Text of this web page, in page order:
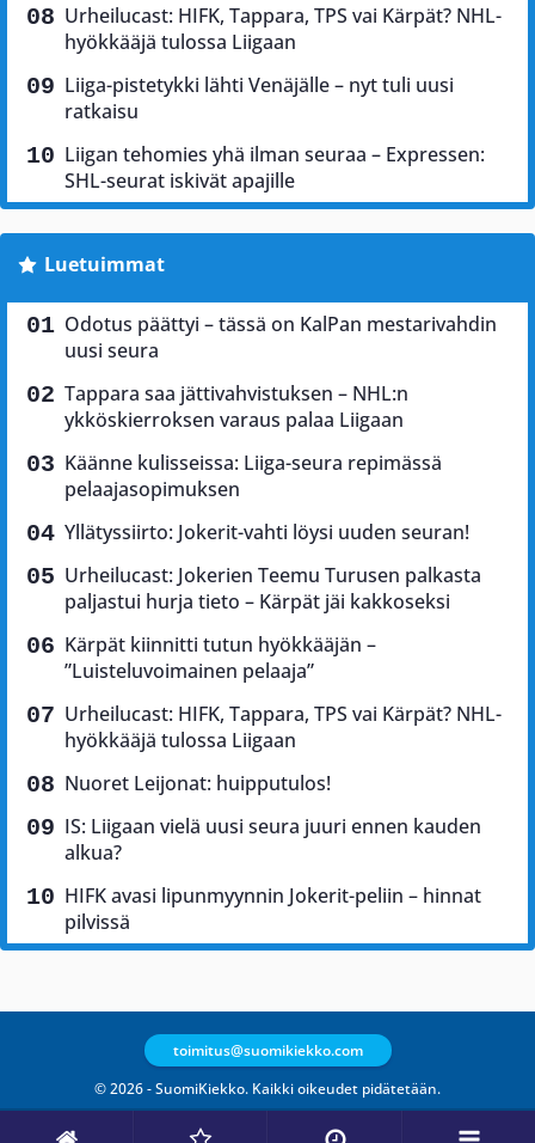
Urheilucast: HIFK, Tappara, TPS vai Kärpät? NHL-
hyökkääjä tulossa Liigaan
Liiga-pistetykki lähti Venäjälle – nyt tuli uusi
ratkaisu
Liigan tehomies yhä ilman seuraa – Expressen:
SHL-seurat iskivät apajille
Luetuimmat
Odotus päättyi – tässä on KalPan mestarivahdin
uusi seura
Tappara saa jättivahvistuksen – NHL:n
ykköskierroksen varaus palaa Liigaan
Käänne kulisseissa: Liiga-seura repimässä
pelaajasopimuksen
Yllätyssiirto: Jokerit-vahti löysi uuden seuran!
Urheilucast: Jokerien Teemu Turusen palkasta
paljastui hurja tieto – Kärpät jäi kakkoseksi
Kärpät kiinnitti tutun hyökkääjän –
”Luisteluvoimainen pelaaja”
Urheilucast: HIFK, Tappara, TPS vai Kärpät? NHL-
hyökkääjä tulossa Liigaan
Nuoret Leijonat: huipputulos!
IS: Liigaan vielä uusi seura juuri ennen kauden
alkua?
HIFK avasi lipunmyynnin Jokerit-peliin – hinnat
pilvissä
© 2026 - SuomiKiekko. Kaikki oikeudet pidätetään.
toimitus@suomikiekko.com